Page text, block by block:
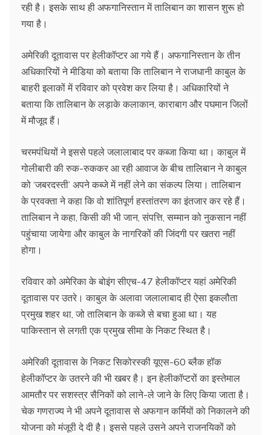
रही है। इसके साथ ही अफगानिस्तान में तालिबान का शासन शुरू हो
गया है।
अमेरिकी दूतावास पर हेलीकॉप्टर आ गये हैं। अफगानिस्तान के तीन
अधिकारियों ने मीडिया को बताया कि तालिबान ने राजधानी काबुल के
बाहरी इलाकों में रविवार को प्रवेश कर लिया है। अधिकारियों ने
बताया कि तालिबान के लड़ाके कलाकान, काराबाग और पघमान जिलों
में मौजूद हैं।
चरमपंथियों ने इससे पहले जलालाबाद पर कब्जा किया था। काबुल में
गोलीबारी की रुक-रुककर आ रही आवाज के बीच तालिबान ने काबुल
को ‘जबरदस्ती’ अपने कब्जे में नहीं लेने का संकल्प लिया। तालिबान
के प्रवक्ता ने कहा कि वो शांतिपूर्ण हस्तांतरण का इंतजार कर रहे हैं।
तालिबान ने कहा, किसी की भी जान, संपत्ति, सम्मान को नुकसान नहीं
पहुंचाया जायेगा और काबुल के नागरिकों की जिंदगी पर खतरा नहीं
होगा।
रविवार को अमेरिका के बोइंग सीएच-47 हेलीकॉप्टर यहां अमेरिकी
दूतावास पर उतरे। काबुल के अलावा जलालाबाद ही ऐसा इकलौता
प्रमुख शहर था, जो तालिबान के कब्जे से बचा हुआ था। यह
पाकिस्तान से लगती एक प्रमुख सीमा के निकट स्थित है।
अमेरिकी दूतावास के निकट सिकोरस्की यूएस-60 ब्लैक हॉक
हेलीकॉप्टर के उतरने की भी खबर है। इन हेलीकॉप्टरों का इस्तेमाल
आमतौर पर सशस्त्र सैनिकों को लाने-ले जाने के लिए किया जाता है।
चेक गणराज्य ने भी अपने दूतावास से अफगान कर्मियों को निकालने की
योजना को मंजूरी दे दी है। इससे पहले उसने अपने राजनयिकों को